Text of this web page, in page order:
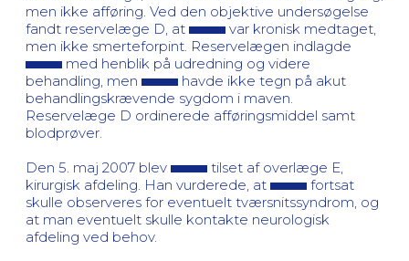
men ikke afføring. Ved den objektive undersøgelse
fandt reservelæge D, at
var kronisk medtaget,
men ikke smerteforpint. Reservelægen indlagde
med henblik på udredning og videre
behandling, men
havde ikke tegn på akut
behandlingskrævende sygdom i maven.
Reservelæge D ordinerede afføringsmiddel samt
blodprøver.
Den 5. maj 2007 blev
tilset af overlæge E,
kirurgisk afdeling. Han vurderede, at
fortsat
skulle observeres for eventuelt tværsnitssyndrom, og
at man eventuelt skulle kontakte neurologisk
afdeling ved behov.